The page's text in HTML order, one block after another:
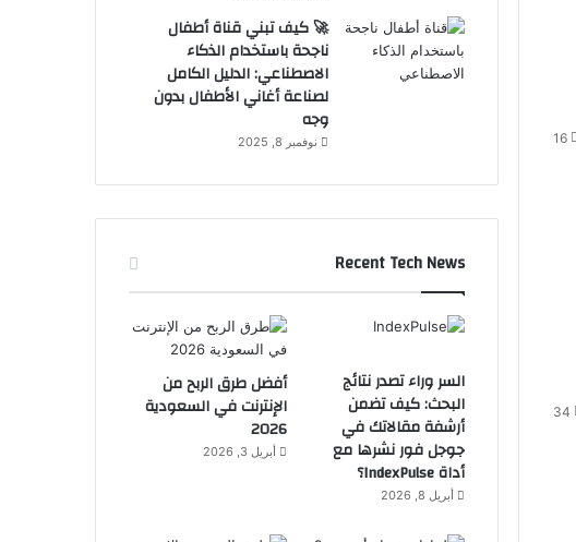
16
34
🚀 كيف تبني قناة أطفال
ناجحة باستخدام الذكاء
الاصطناعي: الدليل الكامل
لصناعة أغاني الأطفال بدون
وجه
نوفمبر 8, 2025
Recent Tech News
السر وراء تصدر نتائج
البحث: كيف تضمن
أرشفة مقالاتك في
جوجل فور نشرها مع
أداة IndexPulse؟
أبريل 8, 2026
أفضل طرق الربح من
الإنترنت في السعودية
2026
أبريل 3, 2026